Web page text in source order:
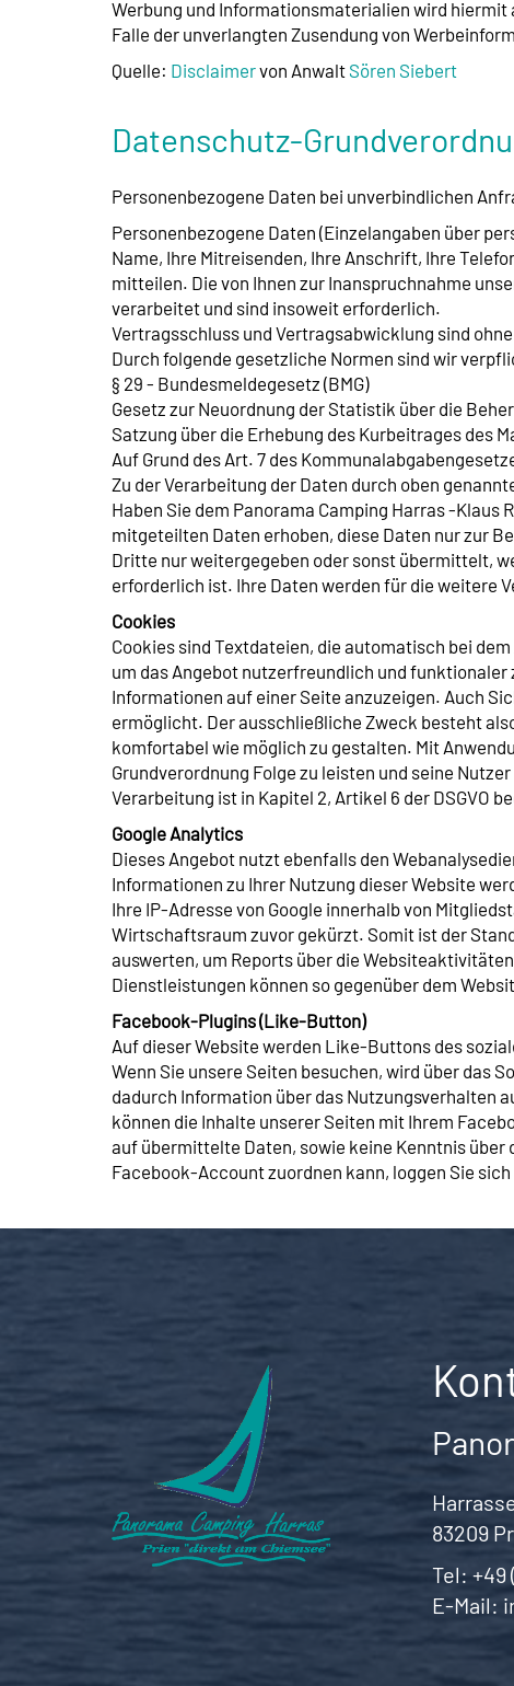
Werbung und Informationsmaterialien wird
Falle der unverlangten Zusendung von
Quelle: Disclaimervon Anwalt Sören Siebert
Datenschutz-
Personenbezogene Daten bei unverbindlichen
Personenbezogene Daten (Einzelangaben über
Name, Ihre Mitreisenden, Ihre Anschrift, Ihre
mitteilen. Die von Ihnen zur Inanspruchnahme
verarbeitet und sind insoweit erforderlich.
Vertragsschluss und Vertragsabwicklung sind
Durch folgende gesetzliche Normen sind wir
§ 29 - Bundesmeldegesetz (BMG)
Gesetz zur Neuordnung der Statistik über die
Satzung über die Erhebung des Kurbeitrages des
Auf Grund des Art. 7 des
Zu der Verarbeitung der Daten durch oben
Haben Sie dem Panorama Camping Harras -
mitgeteilten Daten erhoben, diese Daten nur zur
Dritte nur weitergegeben oder sonst übermittelt,
erforderlich ist. Ihre Daten werden für die weitere
Cookies
Cookies sind Textdateien, die automatisch bei
um das Angebot nutzerfreundlich und
Informationen auf einer Seite anzuzeigen. Auch
ermöglicht. Der ausschließliche Zweck besteht
komfortabel wie möglich zu gestalten. Mit
Grundverordnung Folge zu leisten und seine
Verarbeitung ist in Kapitel 2, Artikel 6 der DSGVO
Google Analytics
Dieses Angebot nutzt ebenfalls den
Informationen zu Ihrer Nutzung dieser Website
Ihre IP-Adresse von Google innerhalb von
Wirtschaftsraum zuvor gekürzt. Somit ist der
auswerten, um Reports über die
Dienstleistungen können so gegenüber dem
Facebook-Plugins (Like-Button)
Auf dieser Website werden Like-Buttons des
Wenn Sie unsere Seiten besuchen, wird über das
dadurch Information über das Nutzungsverhalten
können die Inhalte unserer Seiten mit Ihrem
auf übermittelte Daten, sowie keine Kenntnis über
Facebook-Account zuordnen kann, loggen Sie
83209
Tel: +49
E-Mail: